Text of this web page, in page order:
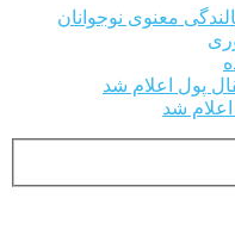
معنوی نوجوانان
پول اعلام شد
شد